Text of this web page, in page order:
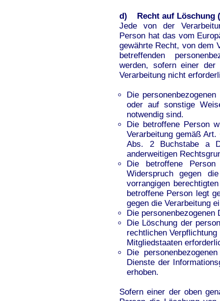
d) Recht auf Löschung
Jede von der
Person hat das vom
gewährte Recht, von dem
betreffenden
werden, sofern einer
Verarbeitung nicht
Die
oder auf sonstige
notwendig sind.
Die betroffene Person
Verarbeitung gemäß
Abs. 2 Buchstabe a
anderweitigen
Die betroffene
Widerspruch gegen
vorrangigen
betroffene Person legt
gegen die Verarbeitung
Die
Die Löschung der
rechtlichen
Mitgliedstaaten
Die
Dienste der
erhoben.
Sofern einer der oben